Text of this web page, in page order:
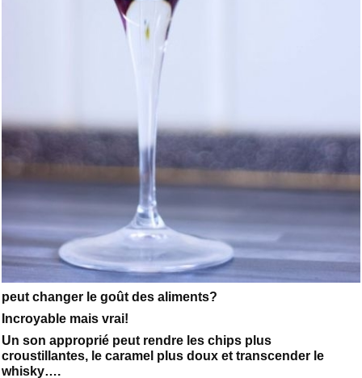
peut changer le goût des aliments?
Incroyable mais vrai!
Un son approprié peut rendre les chips plus
croustillantes, le caramel plus doux et transcender le
whisky….